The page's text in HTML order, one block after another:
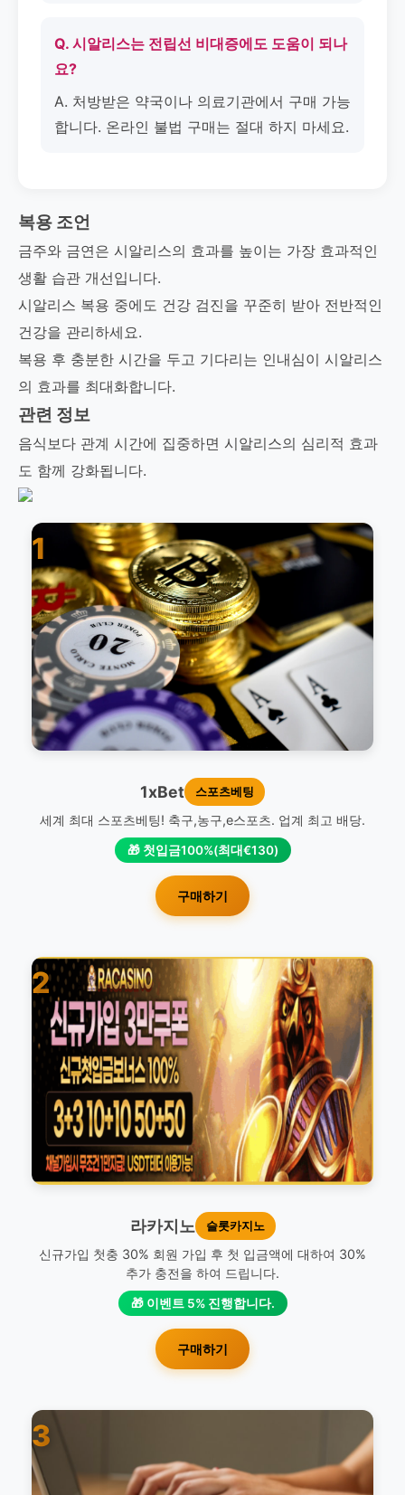
Q. 시알리스는 전립선 비대증에도 도움이 되나
요?
A. 처방받은 약국이나 의료기관에서 구매 가능
합니다. 온라인 불법 구매는 절대 하지 마세요.
복용 조언
금주와 금연은 시알리스의 효과를 높이는 가장 효과적인
생활 습관 개선입니다.
시알리스 복용 중에도 건강 검진을 꾸준히 받아 전반적인
건강을 관리하세요.
복용 후 충분한 시간을 두고 기다리는 인내심이 시알리스
의 효과를 최대화합니다.
관련 정보
음식보다 관계 시간에 집중하면 시알리스의 심리적 효과
도 함께 강화됩니다.
1
1xBet 스포츠베팅
세계 최대 스포츠베팅! 축구,농구,e스포츠. 업계 최고 배당.
🎁 첫입금100%(최대€130)
구매하기
2
라카지노 슬롯카지노
신규가입 첫충 30% 회원 가입 후 첫 입금액에 대하여 30%
추가 충전을 하여 드립니다.
🎁 이벤트 5% 진행합니다.
구매하기
3